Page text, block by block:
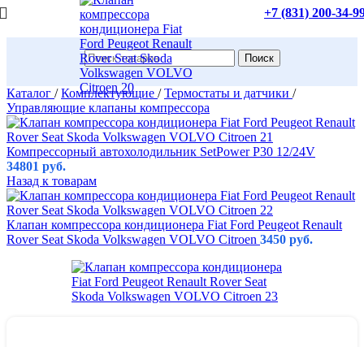
+7 (831) 200-34-
Поиск
Каталог / Комплектующие / Термостаты и датчики /
Управляющие клапаны компрессора
Компрессорный автохолодильник SetPower P30 12/24V
34801 руб.
Назад к товарам
Клапан компрессора кондиционера Fiat Ford Peugeot Renault
Rover Seat Skoda Volkswagen VOLVO Citroen 3450 руб.